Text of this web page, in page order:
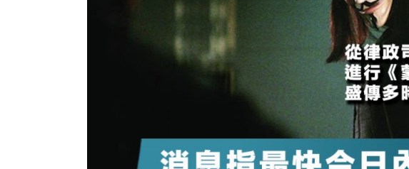
財經｜SA售股自救後再出手 斥4億美元押注未上市公
財經｜精星香港夥菜鳥拓全球智慧倉儲市場 加快海外
地產｜大酒店中期轉賺2300萬元 斥21億翻新香港及
國際｜特朗普赴洛杉磯高球場活動前 男子攜槍彈被捕
財經｜香港7月PMI回落至51 企業擴張放慢兼縮減人
財經｜黑石傳再籌逾360億美元 支援Anthropic租用
財經｜美商務部擬擴大金屬關稅範圍 14類產品或加徵
本地｜新世界K11 9月升級會員制度 增鉑金卡級別鎖
財經｜本港6月零售額連升14個月 珠寶鐘錶銷售升勢